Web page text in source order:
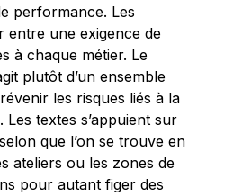
performance. Les
entre une exigence de
à chaque métier. Le
plutôt d’un ensemble
les risques liés à la
textes s’appuient sur
que l’on se trouve en
ateliers ou les zones de
pour autant figer des